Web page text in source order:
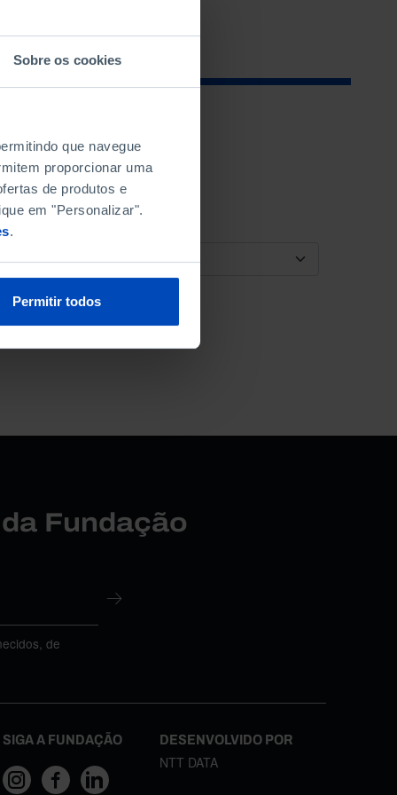
Sobre os cookies
que navegue
proporcionar uma
de produtos e
em "Personalizar".
.
Permitir todos
ORDENAR POR
Fundação
de
SIGA A FUNDAÇÃO DESENVOLVIDO POR
NTT DATA